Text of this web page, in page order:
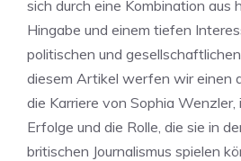
sich durch eine Kombination aus
Hingabe und einem tiefen
politischen und
diesem Artikel werfen wir einen
die Karriere von Sophia Wenzler,
Erfolge und die Rolle, die sie in
britischen Journalismus spielen